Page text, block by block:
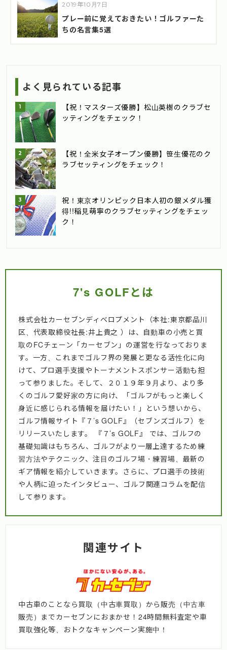
プレー前に覚えておきたい！ゴルファーた
ちの名言集5選
2019年10月7日
よく見られている記事
【祝！マスターズ優勝】松山英樹のクラブセ
ッティングをチェック！
【祝！全米女子オープン優勝】笹生優花のク
ラブセッティングをチェック！
祝！東京オリンピック日本人初の銀メダル獲
得!!稲見萌寧のクラブセッティングをチェッ
ク！
7's GOLFとは
株式会社カーセブンディベロプメント（本社:東京都品川
区、代表取締役社長:井上貴之 ）は、自動車の小売と買
取のFCチェーン「カーセブン」の運営を行なっておりま
す。一方、これまでゴルフ界の発展と更なる活性化に向
けて、プロ選手支援やトーナメントスポンサー活動も担
って参りました。そして、２０１９年９月より、より多
くのゴルフ愛好家の方に向け、「ゴルフがもっと楽しく
身近に感じられる情報を届けたい！」という想いから、
ゴルフ情報サイト『７’s GOLF』（セブンズゴルフ）を
リリースいたします。 『７’s GOLF』 では、ゴルフの
基礎知識はもちろん、ゴルフがより一層上達するため練
習方法やテクニック、注目のゴルフ場・練習場、最新の
ギア情報を紹介していきます。さらに、プロ選手の技術
や人柄に迫ったインタビュー、ゴルフ関連コラムを配信
して参ります。
関連サイト
中古車のことなら買取（中古車買取）から販売（中古車
販売）までカーセブンにおまかせ！24時間無料査定や車
買取強化等、おトクなキャンペーン実施中！